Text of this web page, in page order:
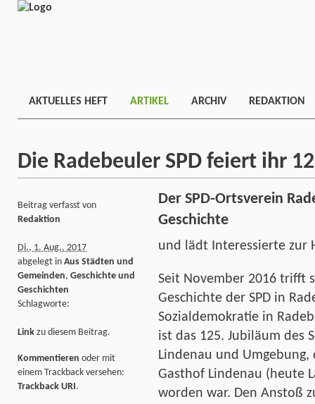
AKTUELLES HEFT ARTIKEL ARCHIV REDAKTION
Die Radebeuler SPD feiert ihr
Der SPD-Ortsverein
Geschichte
und lädt Interessierte zur
Seit November 2016 trifft
Geschichte der SPD in
Sozialdemokratie in
ist das 125. Jubiläum des
Lindenau und
Gasthof Lindenau (heute
worden war. Den Anstoß
Beitrag verfasst von
Redaktion
Di., 1. Aug.. 2017
abgelegt in Aus Städten und
Gemeinden, Geschichte und
Geschichten
Schlagworte:
Link zu diesem Beitrag.
Kommentieren oder mit
einem Trackback versehen:
Trackback URI.